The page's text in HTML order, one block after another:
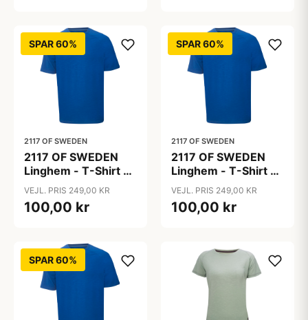
SPAR 60%
2117 OF SWEDEN
2117 OF SWEDEN
Linghem - T-Shirt -
Blå - Str. L
VEJL. PRIS 249,00 KR
100,00 kr
SPAR 60%
2117 OF SWEDEN
2117 OF SWEDEN
Linghem - T-Shirt -
Blå - Str. M
VEJL. PRIS 249,00 KR
100,00 kr
SPAR 60%